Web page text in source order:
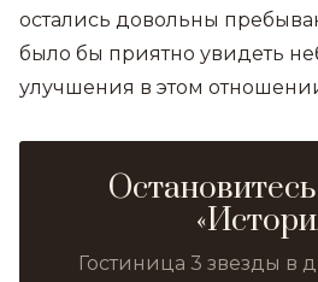
остались довольны
было бы приятно увидеть
улучшения в этом
Гостиница 3 звезды в